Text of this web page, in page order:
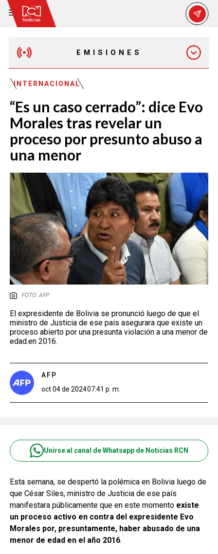
EMISIONES
EMISIÓN 12:30 PM
EMISIÓN 7:00 PM
EMISIÓN 11:30 PM
INTERNACIONAL
“Es un caso cerrado”: dice Evo
Morales tras revelar un
proceso por presunto abuso a
una menor
FOTO: AFP
El expresidente de Bolivia se pronunció luego de que el
ministro de Justicia de ese país asegurara que existe un
proceso abierto por una presunta violación a una menor de
edad.en 2016.
AFP
oct 04 de 202407:41 p. m.
Unirse al canal de Whatsapp de Noticias RCN
Esta semana, se despertó la polémica en Bolivia luego de
que César Siles, ministro de Justicia de ese país
manifestara públicamente que en este momento existe
un proceso activo en contra del expresidente Evo
Morales por, presuntamente, haber abusado de una
menor de edad en el año 2016.